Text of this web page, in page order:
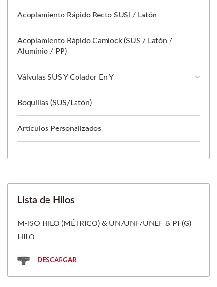
Acoplamiento Rápido Recto SUSl / Latón
Acoplamiento Rápido Camlock (SUS / Latón /
Aluminio / PP)
Válvulas SUS Y Colador En Y
Boquillas (SUS/Latón)
Artículos Personalizados
Lista de Hilos
M-ISO HILO (MÉTRICO) & UN/UNF/UNEF & PF(G)
HILO
DESCARGAR